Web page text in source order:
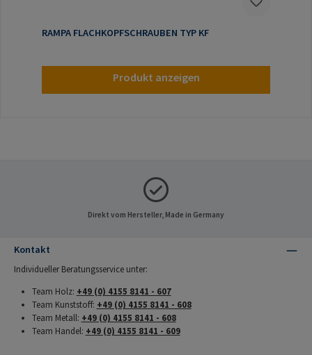
RAMPA FLACHKOPFSCHRAUBEN TYP KF
Produkt anzeigen
Direkt vom Hersteller, Made in Germany
Kontakt
Individueller Beratungsservice unter:
Team Holz: +49 (0) 4155 8141 - 607
Team Kunststoff: +49 (0) 4155 8141 - 608
Team Metall: +49 (0) 4155 8141 - 608
Team Handel: +49 (0) 4155 8141 - 609